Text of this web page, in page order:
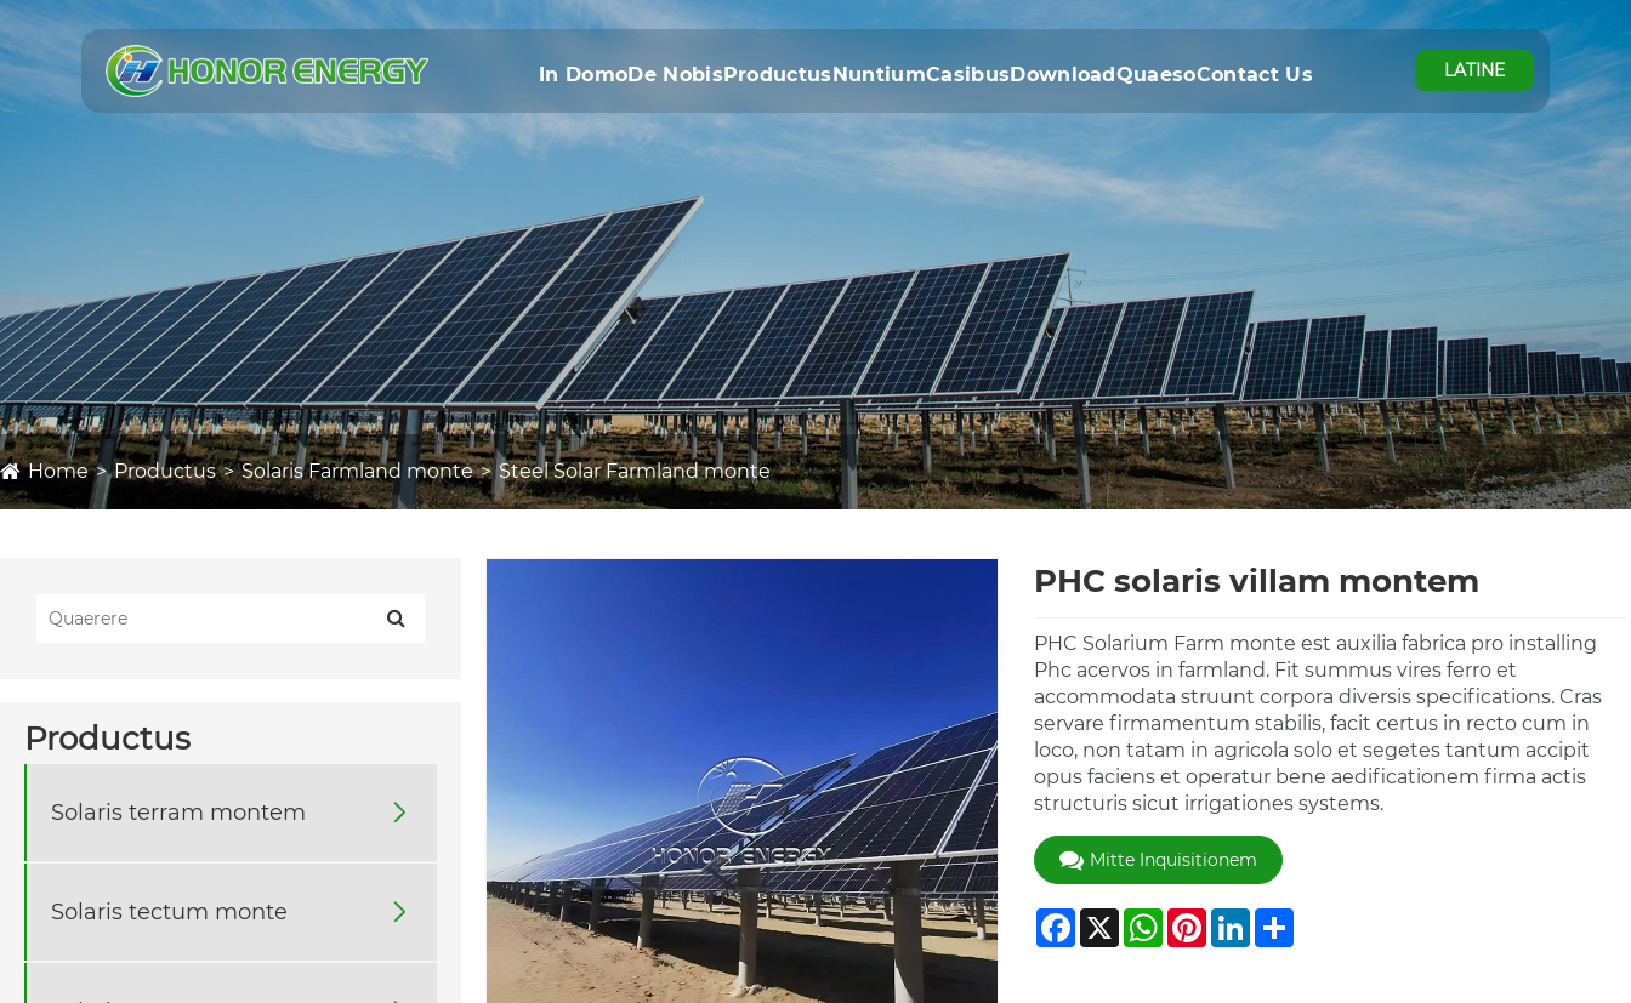
In DomoDe NobisProductusNuntiumCasibusDownloadQuaesoContact Us LATINE
Home Productus Solaris Farmland monte Steel Solar Farmland monte
Productus
Solaris terram montem 
Solaris tectum monte 
PHC solaris villam montem
PHC Solarium Farm monte est auxilia fabrica pro installing
Phc acervos in farmland. Fit summus vires ferro et
accommodata struunt corpora diversis specifications. Cras
servare firmamentum stabilis, facit certus in recto cum in
loco, non tatam in agricola solo et segetes tantum accipit
opus faciens et operatur bene aedificationem firma actis
structuris sicut irrigationes systems.
Mitte Inquisitionem
Facebook
X WhatsApp
Pinterest
LinkedIn
Share